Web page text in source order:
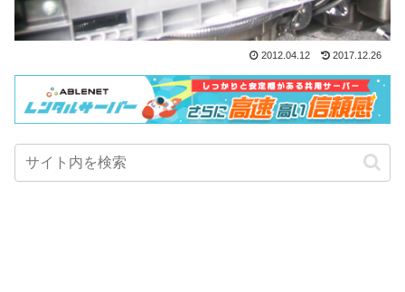
2012.04.12 2017.12.26